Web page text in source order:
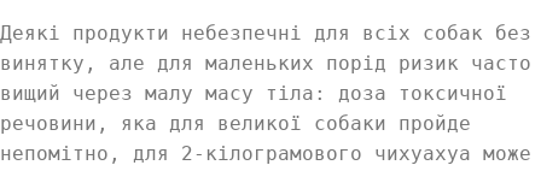
Деякі продукти небезпечні для всіх собак без
винятку, але для маленьких порід ризик часто
вищий через малу масу тіла: доза токсичної
речовини, яка для великої собаки пройде
непомітно, для 2-кілограмового чихуахуа може